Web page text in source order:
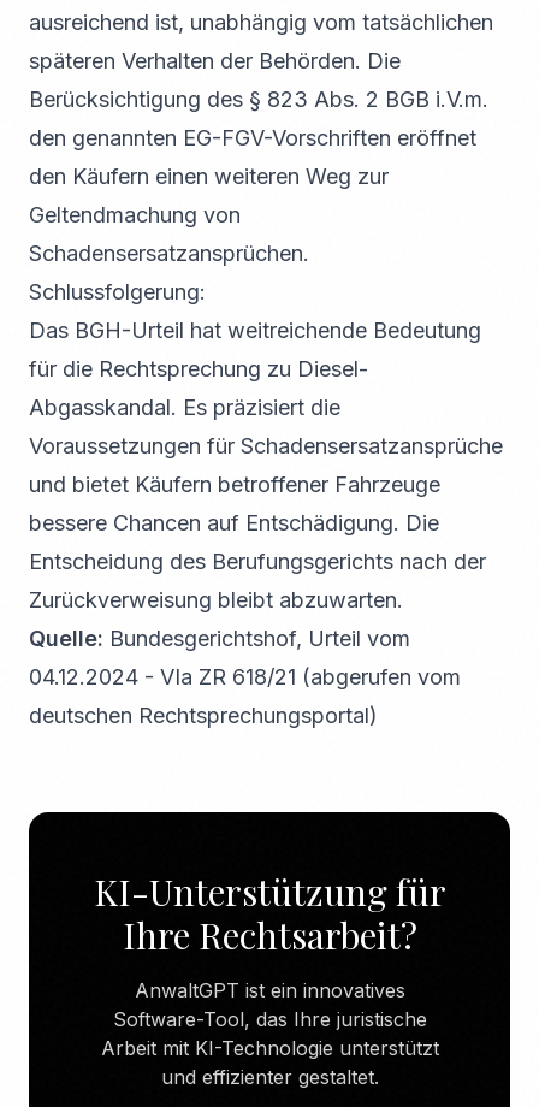
ausreichend ist, unabhängig vom tatsächlichen
späteren Verhalten der Behörden. Die
Berücksichtigung des § 823 Abs. 2 BGB i.V.m.
den genannten EG-FGV-Vorschriften eröffnet
den Käufern einen weiteren Weg zur
Geltendmachung von
Schadensersatzansprüchen.
Schlussfolgerung:
Das BGH-Urteil hat weitreichende Bedeutung
für die Rechtsprechung zu Diesel-
Abgasskandal. Es präzisiert die
Voraussetzungen für Schadensersatzansprüche
und bietet Käufern betroffener Fahrzeuge
bessere Chancen auf Entschädigung. Die
Entscheidung des Berufungsgerichts nach der
Zurückverweisung bleibt abzuwarten.
Quelle: Bundesgerichtshof, Urteil vom
04.12.2024 - VIa ZR 618/21 (abgerufen vom
deutschen Rechtsprechungsportal)
KI-Unterstützung für
Ihre Rechtsarbeit?
AnwaltGPT ist ein innovatives
Software-Tool, das Ihre juristische
Arbeit mit KI-Technologie unterstützt
und effizienter gestaltet.